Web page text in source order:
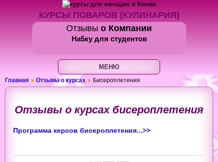
КУРСЫ ПОВАРОВ (КУЛИНАРИЯ)
Отзывы о Компании
На5кудля студентов
МЕНЮ
Главная Отзывы о курсах Бисероплетения
Отзывы о курсах бисероплетения
Программа керсов бисероплетения...>>